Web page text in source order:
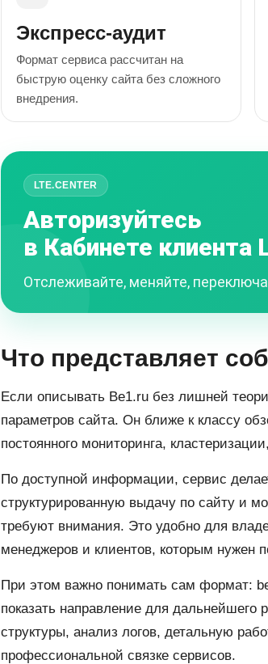
Экспресс-аудит
Формат сервиса рассчитан на
быструю оценку сайта без сложного
внедрения.
LTE.CENTER
Авторизуйтесь
в Кабинете клиента
Отслеживайте, меняйте,
Что представляет
Если описывать Be1.ru без лишней
параметров сайта. Он ближе к классу
постоянного мониторинга,
По доступной информации, сервис
структурированную выдачу по сайту и
требуют внимания. Это удобно для
менеджеров и клиентов, которым нужен
При этом важно понимать сам формат:
показать направление для дальнейшего
структуры, анализ логов, детальную
профессиональной связке сервисов.